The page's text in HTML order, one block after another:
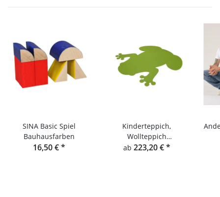
SINA Basic Spiel
Bauhausfarben
16,50 €*
Kinderteppich,
Wollteppich
Kinderzimmer, Hey-Sign
ab 223,20 €*